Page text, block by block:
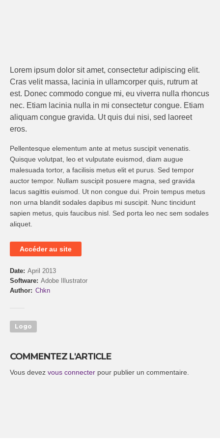
Lorem ipsum dolor sit amet, consectetur adipiscing elit.
Cras velit massa, lacinia in ullamcorper quis, rutrum at
est. Donec commodo congue mi, eu viverra nulla rhoncus
nec. Etiam lacinia nulla in mi consectetur congue. Etiam
aliquam congue gravida. Ut quis dui nisi, sed laoreet
eros.
Pellentesque elementum ante at metus suscipit venenatis.
Quisque volutpat, leo et vulputate euismod, diam augue
malesuada tortor, a facilisis metus elit et purus. Sed tempor
auctor tempor. Nullam suscipit posuere magna, sed gravida
lacus sagittis euismod. Ut non congue dui. Proin tempus metus
non urna blandit sodales dapibus mi suscipit. Nunc tincidunt
sapien metus, quis faucibus nisl. Sed porta leo nec sem sodales
aliquet.
Accéder au site
Date April 2013
Software Adobe Illustrator
Author
Chkn
Logo
COMMENTEZ L'ARTICLE
Vous devez vous connecter pour publier un commentaire.